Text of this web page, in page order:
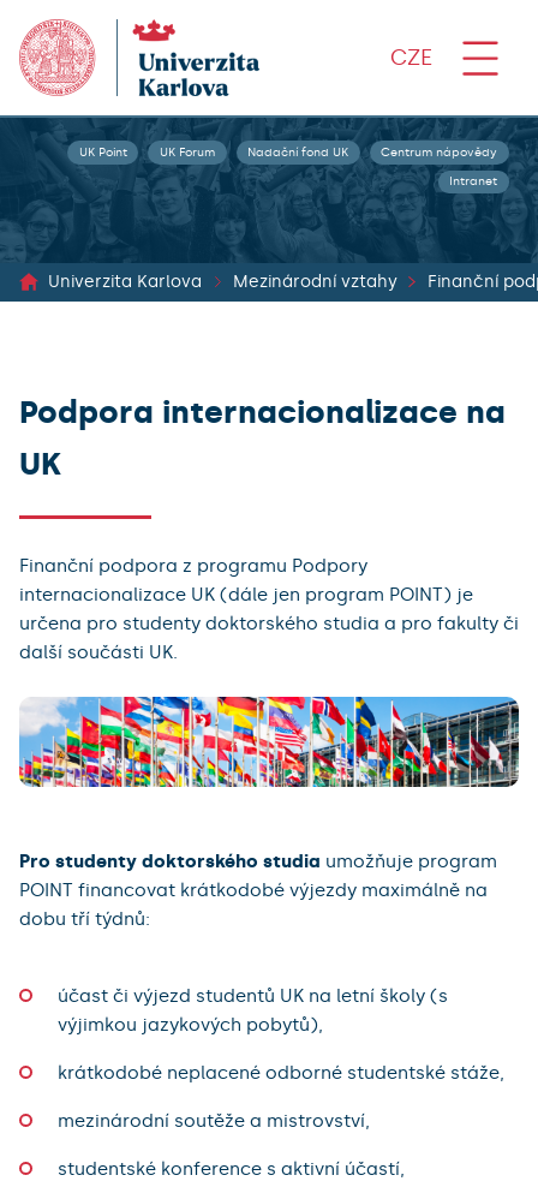
CZE
UK Point UK Forum Nadační fond UK Centrum nápovědy
Intranet
Univerzita Karlova Mezinárodní vztahy Finanční
Podpora internacionalizace na
UK
Finanční podpora z programu Podpory
internacionalizace UK (dále jen program POINT) je
určena pro studenty doktorského studia a pro fakulty či
další součásti UK.
Pro studenty doktorského studia umožňuje program
POINT financovat krátkodobé výjezdy maximálně na
dobu tří týdnů:
účast či výjezd studentů UK na letní školy (s
výjimkou jazykových pobytů),
krátkodobé neplacené odborné studentské stáže,
mezinárodní soutěže a mistrovství,
studentské konference s aktivní účastí,